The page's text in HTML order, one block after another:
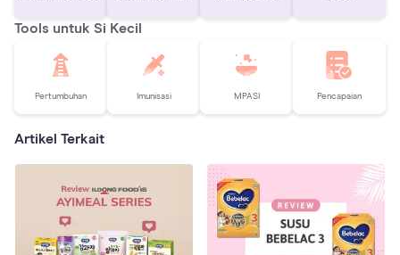
Tools untuk Si Kecil
Pertumbuhan Imunisasi MPASI Pencapaian
Artikel Terkait